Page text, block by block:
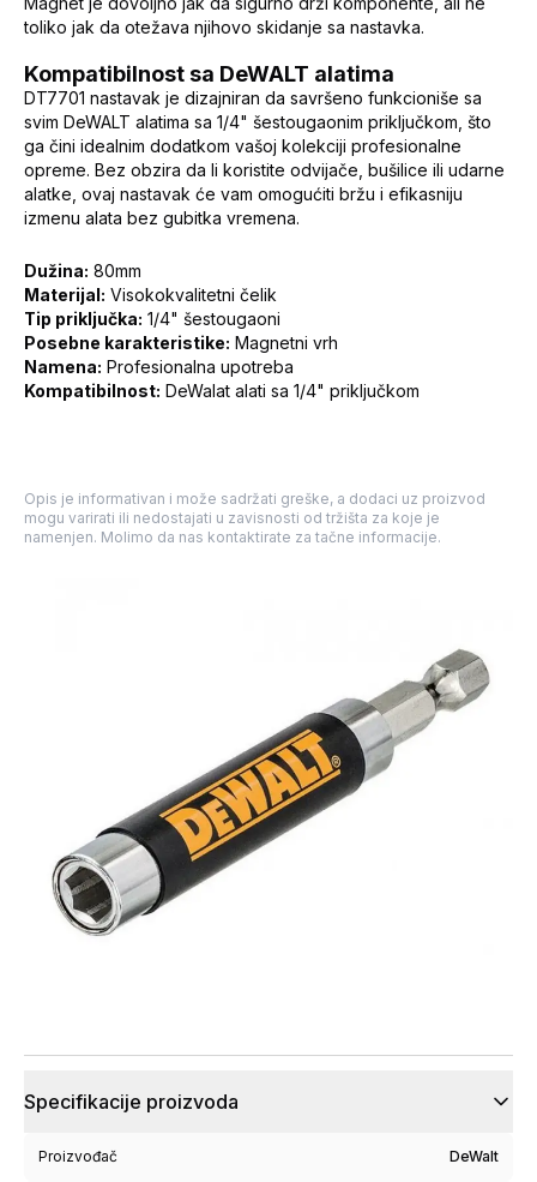
toliko jak da otežava njihovo skidanje sa nastavka.
Kompatibilnost sa DeWALT alatima
DT7701 nastavak je dizajniran da savršeno funkcioniše sa
svim DeWALT alatima sa 1/4" šestougaonim priključkom, što
ga čini idealnim dodatkom vašoj kolekciji profesionalne
opreme. Bez obzira da li koristite odvijače, bušilice ili udarne
alatke, ovaj nastavak će vam omogućiti bržu i efikasniju
izmenu alata bez gubitka vremena.
Dužina: 80mm
Materijal: Visokokvalitetni čelik
Tip priključka: 1/4" šestougaoni
Posebne karakteristike: Magnetni vrh
Namena: Profesionalna upotreba
Kompatibilnost: DeWalat alati sa 1/4" priključkom
Opis je informativan i može sadržati greške, a dodaci uz proizvod
mogu varirati ili nedostajati u zavisnosti od tržišta za koje je
namenjen. Molimo da nas kontaktirate za tačne informacije.
Specifikacije proizvoda
Proizvođač DeWalt